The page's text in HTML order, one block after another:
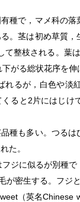
種で，マメ科の
。茎は初め草質
整枝される。
がる総状花序を
るが，白色や
ると2片にはじ
種も多い。つる
た。
ジに似るが別種で
密生する。フジ
（英名Chinese